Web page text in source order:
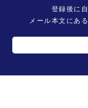
登録後に
メール本文にあ